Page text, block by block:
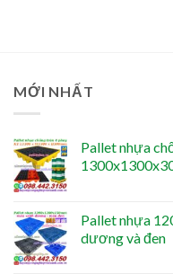
MỚI NHẤT
Pallet nhựa
Pallet nhựa
dương và đen